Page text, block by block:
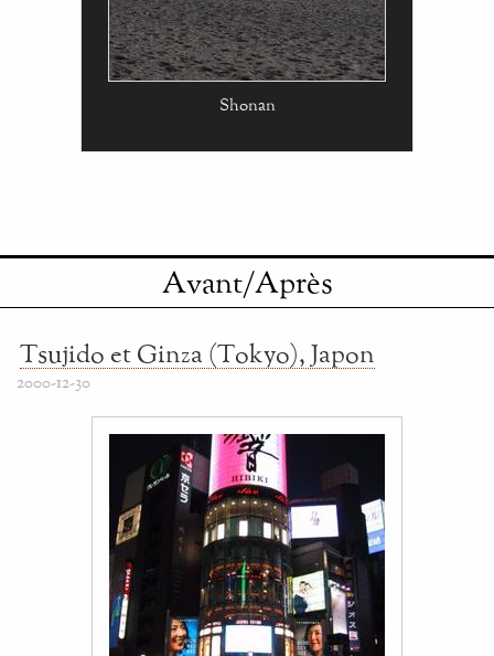
Shonan
Avant/Après
Tsujido et Ginza (Tokyo), Japon
2000-12-30